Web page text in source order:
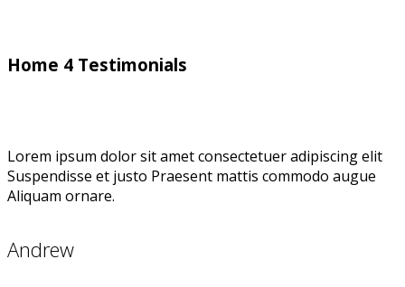
Home 4 Testimonials
Lorem ipsum dolor sit amet consectetuer adipiscing elit
Suspendisse et justo Praesent mattis commodo augue
Aliquam ornare.
Andrew